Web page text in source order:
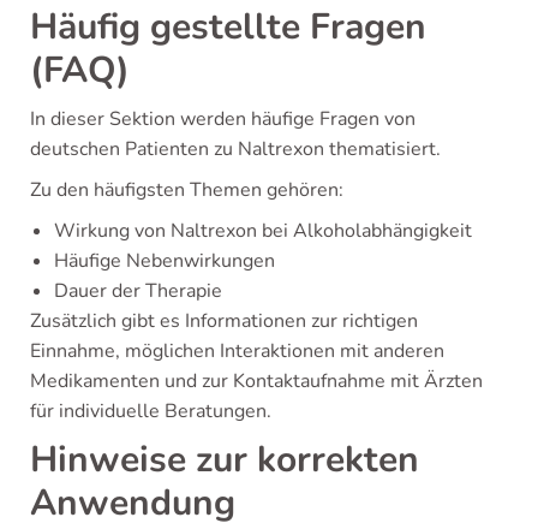
Häufig gestellte Fragen
(FAQ)
In dieser Sektion werden häufige Fragen von
deutschen Patienten zu Naltrexon thematisiert.
Zu den häufigsten Themen gehören:
Wirkung von Naltrexon bei Alkoholabhängigkeit
Häufige Nebenwirkungen
Dauer der Therapie
Zusätzlich gibt es Informationen zur richtigen
Einnahme, möglichen Interaktionen mit anderen
Medikamenten und zur Kontaktaufnahme mit Ärzten
für individuelle Beratungen.
Hinweise zur korrekten
Anwendung